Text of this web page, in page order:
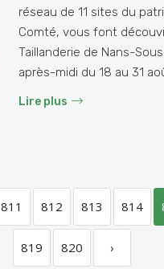
réseau de 11 sites du
Comté, vous font
Taillanderie de Nans-
après-midi du 18 au 31
Lire plus
811 812 813 814
819 820 ›